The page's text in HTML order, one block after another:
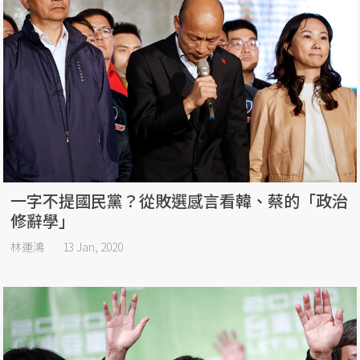
一字不提國民黨？從敗選感言看韓、蔡的「政治
修辭學」
林運鴻 13 Jan, 2020